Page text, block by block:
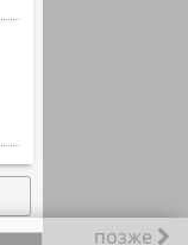
позже